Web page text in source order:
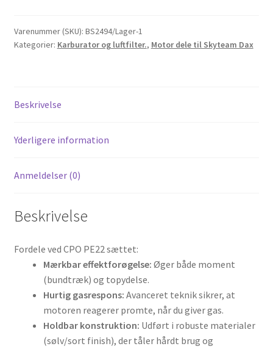
Komplet
Performance-
Varenummer (SKU): BS2494/Lager-1
Kategorier: Karburator og luftfilter., Motor dele til Skyteam Dax
Beskrivelse
Yderligere information
Anmeldelser (0)
Beskrivelse
Fordele ved CPO PE22 sættet:
Mærkbar effektforøgelse: Øger både moment
(bundtræk) og topydelse.
Hurtig gasrespons: Avanceret teknik sikrer, at
motoren reagerer promte, når du giver gas.
Holdbar konstruktion: Udført i robuste materialer
(sølv/sort finish), der tåler hårdt brug og